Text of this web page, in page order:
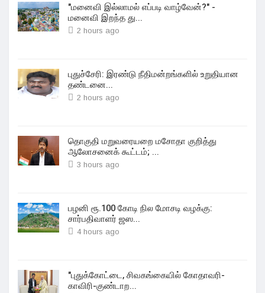
"மனைவி இல்லாமல் எப்படி வாழ்வேன்?" -
மனைவி இறந்த து...
2 hours ago
புதுச்சேரி: இரண்டு நீதிமன்றங்களில் உறுதியான
தண்டனை...
2 hours ago
தொகுதி மறுவரையறை மசோதா குறித்து
ஆலோசனைக் கூட்டம்; ...
3 hours ago
பழனி ரூ.100 கோடி நில மோசடி வழக்கு:
சார்பதிவாளர் ஜஸ...
4 hours ago
"புதுக்கோட்டை, சிவகங்கையில் கோதாவரி-
காவிரி-குண்டாற...